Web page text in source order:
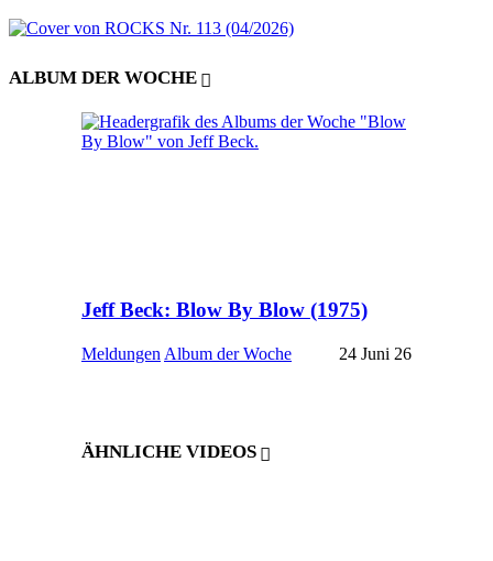
ALBUM DER WOCHE
Jeff Beck: Blow By Blow (1975)
Meldungen Album der Woche 24 Juni 26
ÄHNLICHE VIDEOS